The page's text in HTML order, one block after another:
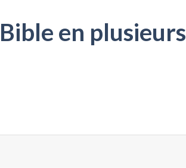
en plusieurs